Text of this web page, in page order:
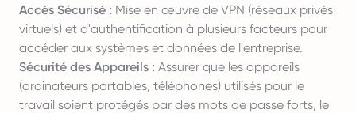
Accès Sécurisé : Mise en œuvre de VPN (réseaux privés
virtuels) et d'authentification à plusieurs facteurs pour
accéder aux systèmes et données de l'entreprise.
Sécurité des Appareils : Assurer que les appareils
(ordinateurs portables, téléphones) utilisés pour le
travail soient protégés par des mots de passe forts, le